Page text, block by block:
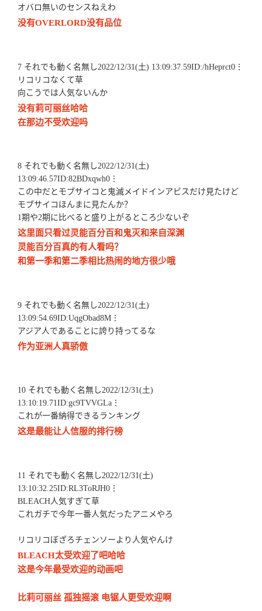
オバロ無いのセンスねえわ
没有OVERLORD没有品位
7 それでも動く名無し2022/12/31(土) 13:09:37.59ID:/hHeprct0⋮
リコリコなくて草
向こうでは人気ないんか
没有莉可丽丝哈哈
在那边不受欢迎吗
8 それでも動く名無し2022/12/31(土)
13:09:46.57ID:82BDxqwh0⋮
この中だとモブサイコと鬼滅メイドインアビスだけ見たけど
モブサイコほんまに見たんか？
1期や2期に比べると盛り上がるところ少ないぞ
这里面只看过灵能百分百和鬼灭和来自深渊
灵能百分百真的有人看吗？
和第一季和第二季相比热闹的地方很少哦
9 それでも動く名無し2022/12/31(土)
13:09:54.69ID:UqgObad8M⋮
アジア人であることに誇り持ってるな
作为亚洲人真骄傲
10 それでも動く名無し2022/12/31(土)
13:10:19.71ID:gc9TVVGLa⋮
これが一番納得できるランキング
这是最能让人信服的排行榜
11 それでも動く名無し2022/12/31(土)
13:10:32.25ID:RL3ToRJH0⋮
BLEACH人気すぎて草
これガチで今年一番人気だったアニメやろ
リコリコぼざろチェンソーより人気やんけ
BLEACH太受欢迎了吧哈哈
这是今年最受欢迎的动画吧
比莉可丽丝 孤独摇滚 电锯人更受欢迎啊